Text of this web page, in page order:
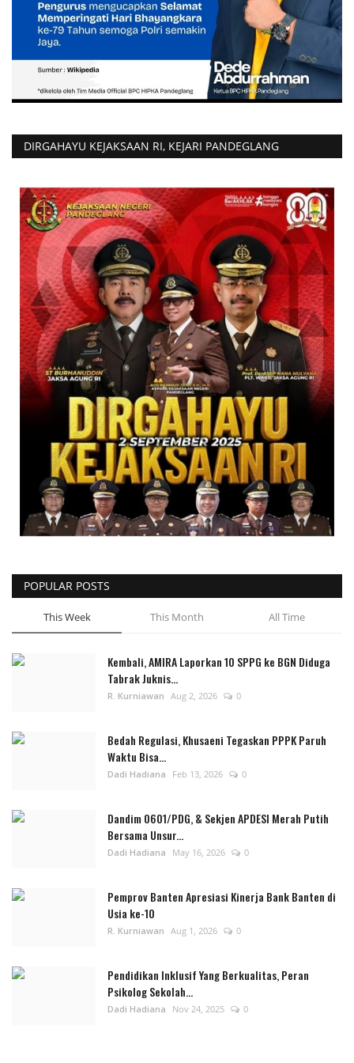
DIRGAHAYU KEJAKSAAN RI, KEJARI PANDEGLANG
POPULAR POSTS
This Week This Month All Time
Kembali, AMIRA Laporkan 10 SPPG ke BGN Diduga
Tabrak Juknis...
R. Kurniawan Aug 2, 2026 0
Bedah Regulasi, Khusaeni Tegaskan PPPK Paruh
Waktu Bisa...
Dadi Hadiana Feb 13, 2026 0
Dandim 0601/PDG, & Sekjen APDESI Merah Putih
Bersama Unsur...
Dadi Hadiana May 16, 2026 0
Pemprov Banten Apresiasi Kinerja Bank Banten di
Usia ke-10
R. Kurniawan Aug 1, 2026 0
Pendidikan Inklusif Yang Berkualitas, Peran
Psikolog Sekolah...
Dadi Hadiana Nov 24, 2025 0